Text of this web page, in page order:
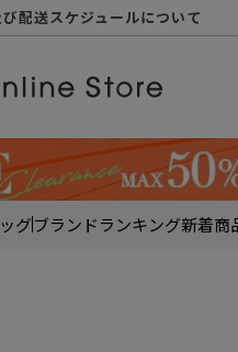
配送スケジュールについて
う配送への影響について
レス化（電子化）のお知らせ
等に伴う配送への影響について
トにご注意ください
ない場合に関しまして
ご対応に関しまして
詐欺にご注意ください
グブランドランキング新着商